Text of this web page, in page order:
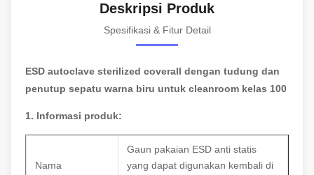
Deskripsi Produk
Spesifikasi & Fitur Detail
ESD autoclave sterilized coverall dengan tudung dan
penutup sepatu warna biru untuk cleanroom kelas 100
1. Informasi produk:
Nama
Gaun pakaian ESD anti statis
yang dapat digunakan kembali di